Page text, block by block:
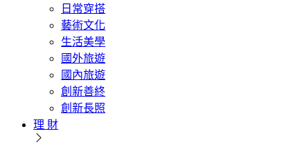
日常穿搭
藝術文化
生活美學
國外旅遊
國內旅遊
創新善終
創新長照
理 財